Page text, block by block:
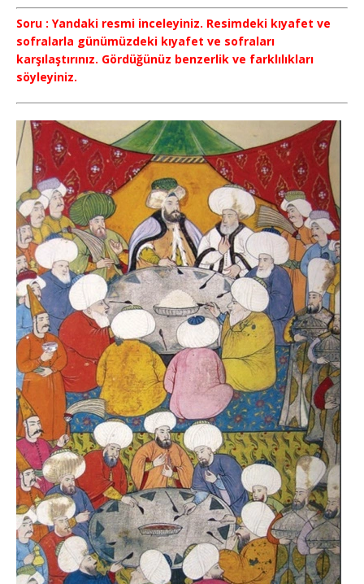
Soru : Yandaki resmi inceleyiniz. Resimdeki kıyafet ve
sofralarla günümüzdeki kıyafet ve sofraları
karşılaştırınız. Gördüğünüz benzerlik ve farklılıkları
söyleyiniz.